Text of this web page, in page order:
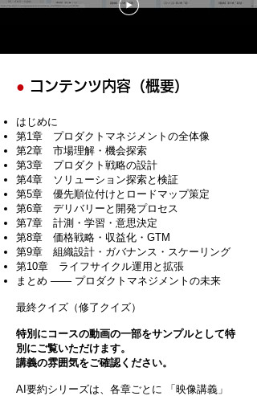
● コンテンツ内容（概要）
はじめに
第1章 プロダクトマネジメントの全体像
第2章 市場理解・機会探索
第3章 プロダクト戦略の設計
第4章 ソリューション探索と検証
第5章 優先順位付けとロードマップ策定
第6章 デリバリーと開発プロセス
第7章 計測・学習・意思決定
第8章 価格戦略・収益化・GTM
第9章 組織設計・ガバナンス・スケーリング
第10章 ライフサイクル運用と拡張
まとめ —— プロダクトマネジメントの未来
最終クイズ（修了クイズ）​
特別にコースの動画の一部をサンプルとして特
別にご覧いただけます。
​講義の雰囲気をご確認ください。
AI要約シリーズは、各章ごとに 「映像講義」